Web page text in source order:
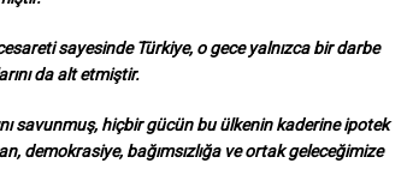
sayesinde Türkiye, o gece yalnızca bir darbe
da alt etmiştir.
savunmuş, hiçbir gücün bu ülkenin kaderine ipotek
demokrasiye, bağımsızlığa ve ortak geleceğimize